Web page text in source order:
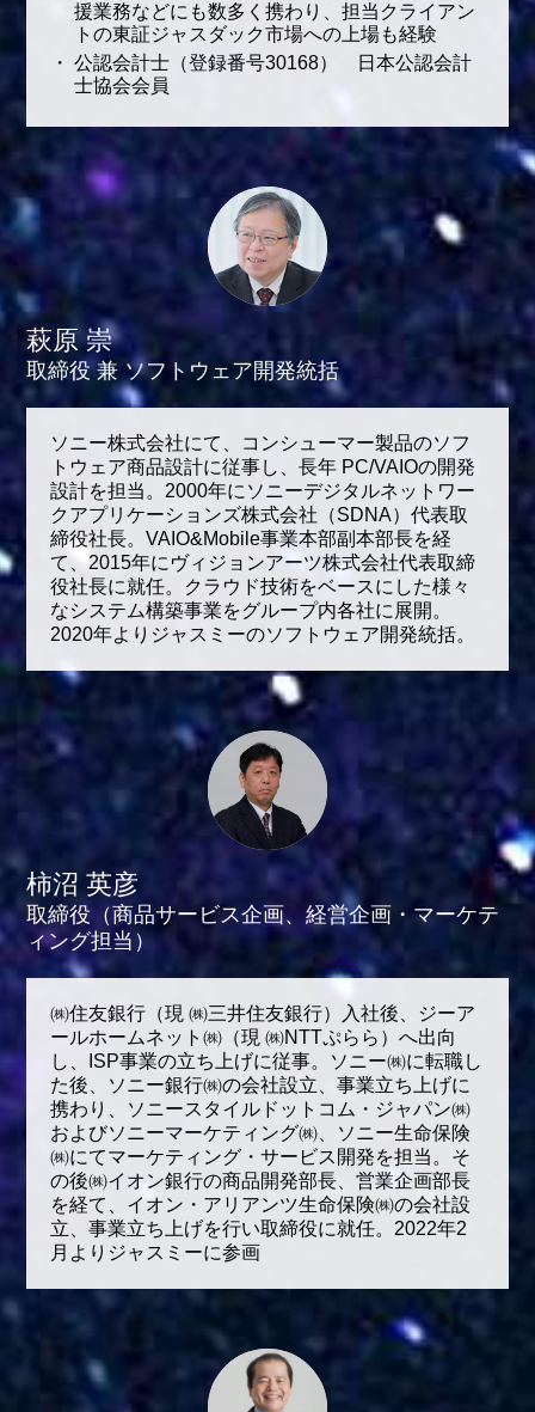
援業務などにも数多く携わり、担当クライアン
トの東証ジャスダック市場への上場も経験
公認会計士（登録番号30168） 日本公認会計
士協会会員
萩原 崇
取締役 兼 ソフトウェア開発統括
ソニー株式会社にて、コンシューマー製品のソフ
トウェア商品設計に従事し、長年 PC/VAIOの開発
設計を担当。2000年にソニーデジタルネットワー
クアプリケーションズ株式会社（SDNA）代表取
締役社長。VAIO&Mobile事業本部副本部長を経
て、2015年にヴィジョンアーツ株式会社代表取締
役社長に就任。クラウド技術をベースにした様々
なシステム構築事業をグループ内各社に展開。
2020年よりジャスミーのソフトウェア開発統括。
柿沼 英彦
取締役（商品サービス企画、経営企画・マーケテ
ィング担当）
㈱住友銀行（現 ㈱三井住友銀行）入社後、ジーア
ールホームネット㈱（現 ㈱NTTぷらら）へ出向
し、ISP事業の立ち上げに従事。ソニー㈱に転職し
た後、ソニー銀行㈱の会社設立、事業立ち上げに
携わり、ソニースタイルドットコム・ジャパン㈱
およびソニーマーケティング㈱、ソニー生命保険
㈱にてマーケティング・サービス開発を担当。そ
の後㈱イオン銀行の商品開発部長、営業企画部長
を経て、イオン・アリアンツ生命保険㈱の会社設
立、事業立ち上げを行い取締役に就任。2022年2
月よりジャスミーに参画